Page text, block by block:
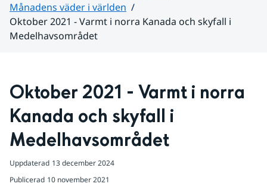
Månadens väder i världen
Oktober 2021 - Varmt i norra Kanada och skyfall i
Medelhavsområdet
Oktober 2021 - Varmt i norra
Kanada och skyfall i
Medelhavsområdet
Uppdaterad 13 december 2024
Publicerad 10 november 2021